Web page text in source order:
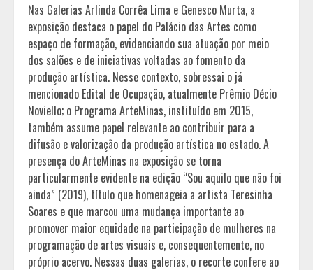
Nas Galerias Arlinda Corrêa Lima e Genesco Murta, a
exposição destaca o papel do Palácio das Artes como
espaço de formação, evidenciando sua atuação por meio
dos salões e de iniciativas voltadas ao fomento da
produção artística. Nesse contexto, sobressai o já
mencionado Edital de Ocupação, atualmente Prêmio Décio
Noviello; o Programa ArteMinas, instituído em 2015,
também assume papel relevante ao contribuir para a
difusão e valorização da produção artística no estado. A
presença do ArteMinas na exposição se torna
particularmente evidente na edição “Sou aquilo que não foi
ainda” (2019), título que homenageia a artista Teresinha
Soares e que marcou uma mudança importante ao
promover maior equidade na participação de mulheres na
programação de artes visuais e, consequentemente, no
próprio acervo. Nessas duas galerias, o recorte confere ao